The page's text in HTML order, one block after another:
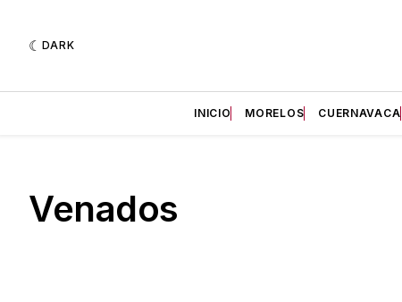
DARK
INICIO MORELOS CUERNAVACA
Venados